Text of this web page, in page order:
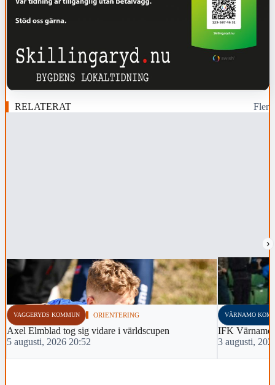
RELATERAT Fler
›
VAGGERYDS KOMMUN ORIENTERING
Axel Elmblad tog sig vidare i världscupen
5 augusti, 2026 20:52
VÄRNAMO
IFK Värnamo
3 augusti,